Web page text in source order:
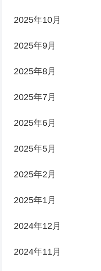
2025年10月
2025年9月
2025年8月
2025年7月
2025年6月
2025年5月
2025年2月
2025年1月
2024年12月
2024年11月